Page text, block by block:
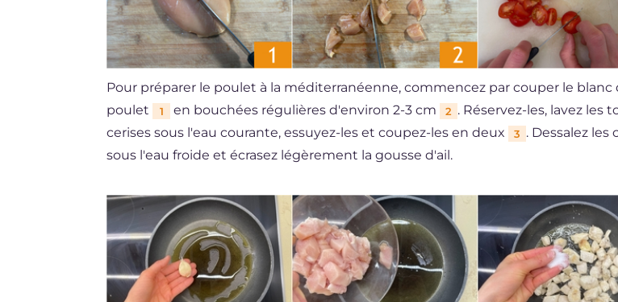
Pour préparer le poulet à la méditerranéenne, commencez par couper le blanc
poulet
1 en bouchées régulières d'environ 2-3 cm 2 . Réservez-les, lavez les
cerises sous l'eau courante, essuyez-les et coupez-les en deux
3 . Dessalez les
sous l'eau froide et écrasez légèrement la gousse d'ail.